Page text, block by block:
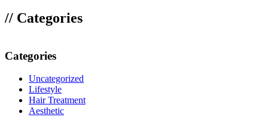
// Categories
Categories
Uncategorized
Lifestyle
Hair Treatment
Aesthetic